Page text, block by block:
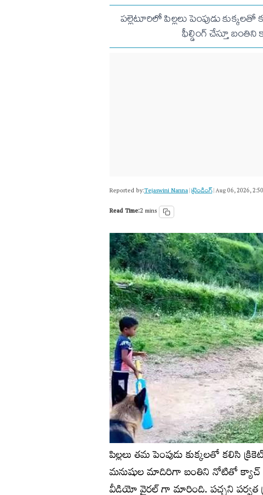
పల్లెటూరిలో పిల్లలు పెంపుడు
ఫీల్డింగ్ చేస్తూ బంతిని
Reported by:Tejaswini Nanna|ట్రెండింగ్|Aug 06, 2026,
Read Time:2 mins
పిల్లలు తమ పెంపుడు కుక్కలతో కలిసి
మనుషుల మాదిరిగా బంతిని నోటితో క్యాచ్